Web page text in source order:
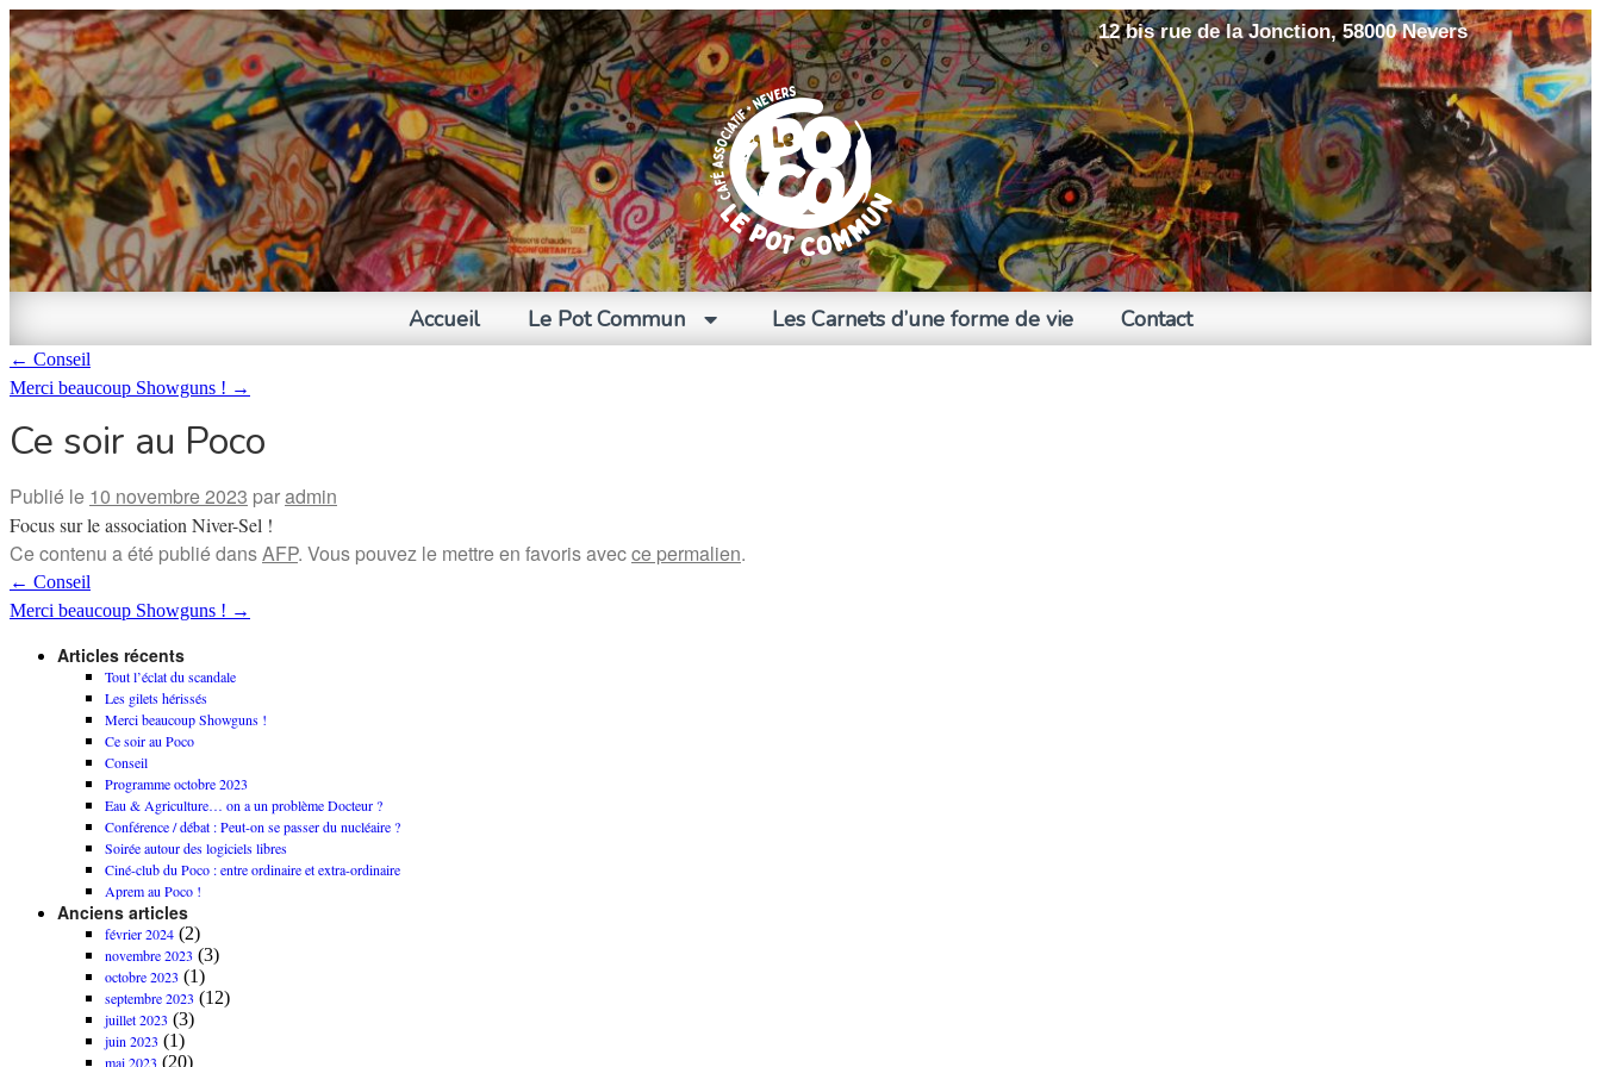
12 bis rue de la Jonction, 58000 Nevers
Accueil Le Pot Commun Les Carnets d’une forme de vie Contact
← Conseil
Merci beaucoup Showguns ! →
Ce soir au Poco
Publié le 10 novembre 2023 paradmin
Focus sur le association Niver-Sel !
Ce contenu a été publié dansAFP. Vous pouvez le mettre en favoris avecce permalien.
← Conseil
Merci beaucoup Showguns ! →
Articles récents
Tout l’éclat du scandale
Les gilets hérissés
Merci beaucoup Showguns !
Ce soir au Poco
Conseil
Programme octobre 2023
Eau & Agriculture… on a un problème Docteur ?
Conférence / débat : Peut-on se passer du nucléaire ?
Soirée autour des logiciels libres
Ciné-club du Poco : entre ordinaire et extra-ordinaire
Aprem au Poco !
Anciens articles
février 2024 (2)
novembre 2023 (3)
octobre 2023 (1)
septembre 2023 (12)
juillet 2023 (3)
juin 2023 (1)
mai 2023 (20)